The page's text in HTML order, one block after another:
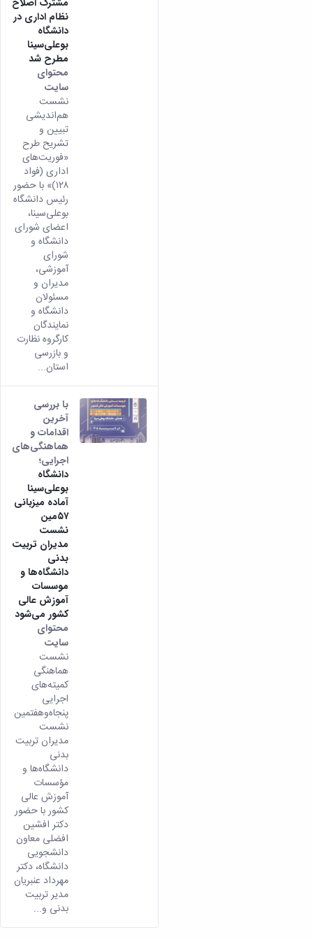
نظام اداری در
دانشگاه
بوعلی‌سینا
مطرح شد
محتوای
سایت
نشست
هم‌اندیشی
تبیین و
تشریح طرح
«فوریت‌های
اداری (فواد
۱۲۸)» با حضور
رئیس دانشگاه
بوعلی‌سینا،
اعضای شورای
دانشگاه و
شورای
آموزشی،
مدیران و
مسئولان
دانشگاه و
نمایندگان
کارگروه نظارت
و بازرسی
استان...
با بررسی
آخرین
اقدامات و
هماهنگی‌های
اجرایی؛
دانشگاه
بوعلی‌سینا
آماده میزبانی
۵۷مین
نشست
مدیران تربیت
بدنی
دانشگاه‌ها و
موسسات
آموزش عالی
کشور می‌شود
محتوای
سایت
نشست
هماهنگی
کمیته‌های
اجرایی
پنجاه‌وهفتمین
نشست
مدیران تربیت
بدنی
دانشگاه‌ها و
مؤسسات
آموزش عالی
کشور با حضور
دکتر افشین
افضلی معاون
دانشجویی
دانشگاه، دکتر
مهرداد عنبریان
مدیر تربیت
بدنی و...